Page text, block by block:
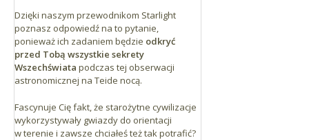
Dzięki naszym przewodnikom Starlight
poznasz odpowiedź na to pytanie,
ponieważ ich zadaniem będzie odkryć
przed Tobą wszystkie sekrety
Wszechświata podczas tej obserwacji
astronomicznej na Teide nocą.
Fascynuje Cię fakt, że starożytne cywilizacje
wykorzystywały gwiazdy do orientacji
w terenie i zawsze chciałeś też tak potrafić?